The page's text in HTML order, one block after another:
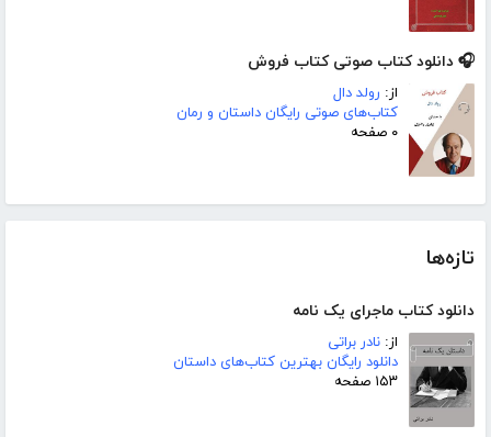
🎧 دانلود کتاب صوتی کتاب فروش
از: رولد دال
کتاب‌های صوتی رایگان داستان و رمان
۰ صفحه
تازه‌ها
دانلود کتاب ماجرای یک نامه
از: نادر براتی
دانلود رایگان بهترین کتاب‌های داستان
۱۵۳ صفحه